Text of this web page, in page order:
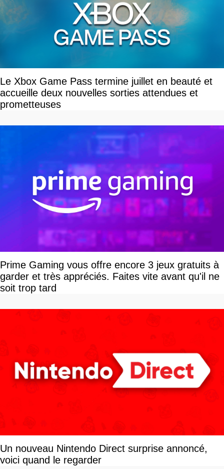
Le Xbox Game Pass termine juillet en beauté et
accueille deux nouvelles sorties attendues et
prometteuses
Prime Gaming vous offre encore 3 jeux gratuits à
garder et très appréciés. Faites vite avant qu'il ne
soit trop tard
Un nouveau Nintendo Direct surprise annoncé,
voici quand le regarder